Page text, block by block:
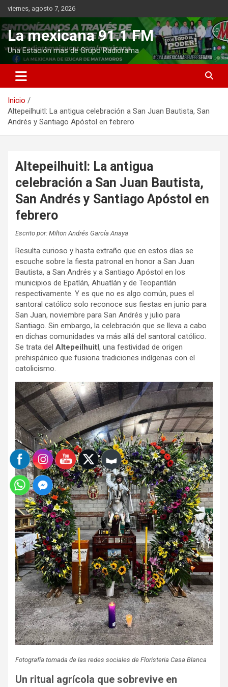
Saltar
al
contenido
viernes, agosto 7, 2026
La mexicana 91.1 FM
Una Estación mas de Grupo Radiorama
Inicio
Altepeilhuitl: La antigua celebración a San Juan Bautista, San
Andrés y Santiago Apóstol en febrero
Altepeilhuitl: La antigua
celebración a San Juan Bautista,
San Andrés y Santiago Apóstol en
febrero
Escrito por: Milton Andrés García Anaya
Resulta curioso y hasta extraño que en estos días se
escuche sobre la fiesta patronal en honor a San Juan
Bautista, a San Andrés y a Santiago Apóstol en los
municipios de Epatlán, Ahuatlán y de Teopantlán
respectivamente. Y es que no es algo común, pues el
santoral católico solo reconoce sus fiestas en junio para
San Juan, noviembre para San Andrés y julio para
Santiago. Sin embargo, la celebración que se lleva a cabo
en dichas comunidades va más allá del santoral católico.
Se trata del Altepeilhuitl, una festividad de origen
prehispánico que fusiona tradiciones indígenas con el
catolicismo.
Fotografía tomada de las redes sociales de Floristeria Casa Blanca
Un ritual agrícola que sobrevive en